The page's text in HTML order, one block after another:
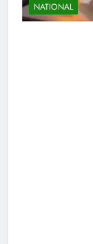
NATIONAL